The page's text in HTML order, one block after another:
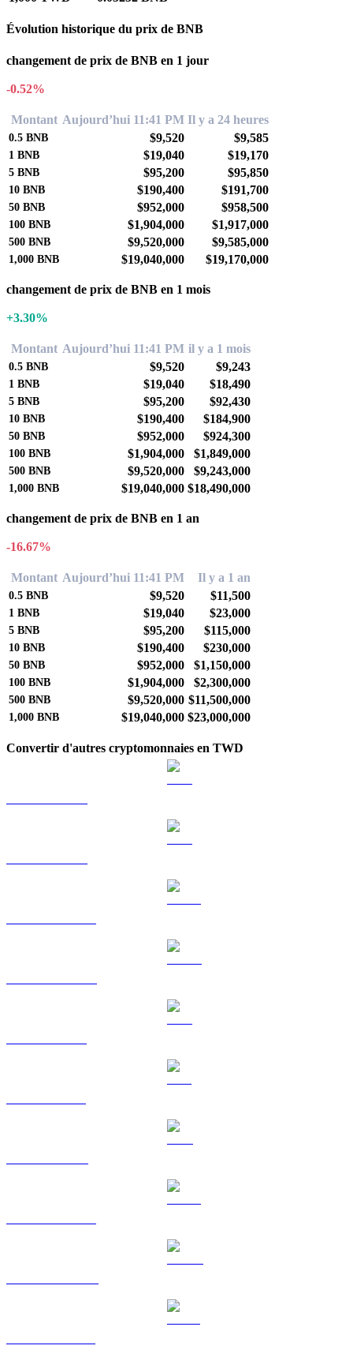
Évolution historique du prix de BNB
changement de prix de BNB en 1 jour
-0.52%
Montant Aujourd’hui 11:41 PM Il y a 24 heures
0.5 BNB $9,520 $9,585
1 BNB $19,040 $19,170
5 BNB $95,200 $95,850
10 BNB $190,400 $191,700
50 BNB $952,000 $958,500
100 BNB $1,904,000 $1,917,000
500 BNB $9,520,000 $9,585,000
1,000 BNB $19,040,000 $19,170,000
changement de prix de BNB en 1 mois
+3.30%
Montant Aujourd’hui 11:41 PM il y a 1 mois
0.5 BNB $9,520 $9,243
1 BNB $19,040 $18,490
5 BNB $95,200 $92,430
10 BNB $190,400 $184,900
50 BNB $952,000 $924,300
100 BNB $1,904,000 $1,849,000
500 BNB $9,520,000 $9,243,000
1,000 BNB $19,040,000 $18,490,000
changement de prix de BNB en 1 an
-16.67%
Montant Aujourd’hui 11:41 PM Il y a 1 an
0.5 BNB $9,520 $11,500
1 BNB $19,040 $23,000
5 BNB $95,200 $115,000
10 BNB $190,400 $230,000
50 BNB $952,000 $1,150,000
100 BNB $1,904,000 $2,300,000
500 BNB $9,520,000 $11,500,000
1,000 BNB $19,040,000 $23,000,000
Convertir d'autres cryptomonnaies en TWD